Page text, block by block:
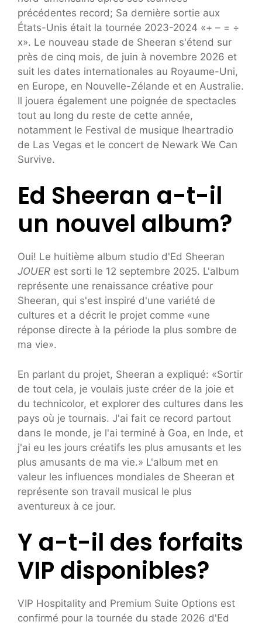
précédentes record; Sa dernière sortie aux
États-Unis était la tournée 2023-2024 «+ – = ÷
x». Le nouveau stade de Sheeran s'étend sur
près de cinq mois, de juin à novembre 2026 et
suit les dates internationales au Royaume-Uni,
en Europe, en Nouvelle-Zélande et en Australie.
Il jouera également une poignée de spectacles
tout au long du reste de cette année,
notamment le Festival de musique Iheartradio
de Las Vegas et le concert de Newark We Can
Survive.
Ed Sheeran a-t-il
un nouvel album?
Oui! Le huitième album studio d'Ed Sheeran
JOUER est sorti le 12 septembre 2025. L'album
représente une renaissance créative pour
Sheeran, qui s'est inspiré d'une variété de
cultures et a décrit le projet comme «une
réponse directe à la période la plus sombre de
ma vie».
En parlant du projet, Sheeran a expliqué: «Sortir
de tout cela, je voulais juste créer de la joie et
du technicolor, et explorer des cultures dans les
pays où je tournais. J'ai fait ce record partout
dans le monde, je l'ai terminé à Goa, en Inde, et
j'ai eu les jours créatifs les plus amusants et les
plus amusants de ma vie.» L'album met en
valeur les influences mondiales de Sheeran et
représente son travail musical le plus
aventureux à ce jour.
Y a-t-il des forfaits
VIP disponibles?
VIP Hospitality and Premium Suite Options est
confirmé pour la tournée du stade 2026 d'Ed